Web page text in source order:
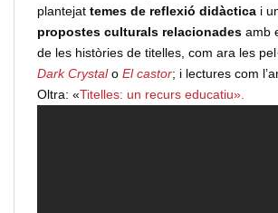
plantejat temes de reflexió didàctica i
propostes culturals relacionades amb
de les històries de titelles, com ara les
Dark Crystalo El castor; i lectures com
Oltra: «Titelles: un recurs educatiu».